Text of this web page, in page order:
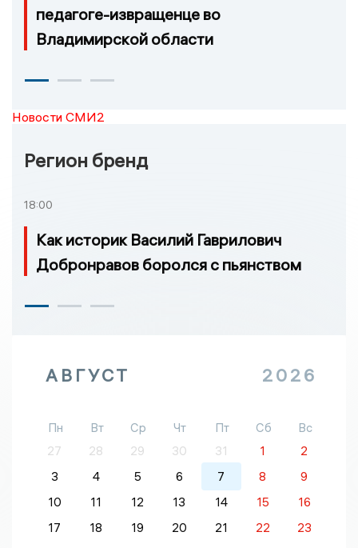
педагоге-извращенце во
Владимирской области
Новости СМИ2
Регион бренд
18:00
Как историк Василий Гаврилович
Добронравов боролся с пьянством
АВГУСТ 2026
Пн Вт Ср Чт Пт Сб
Вс
27
28 29 30 31 1
2
3
4 5 6 7 8
9
10
11 12 13 14 15
16
17
18 19 20 21 22
23